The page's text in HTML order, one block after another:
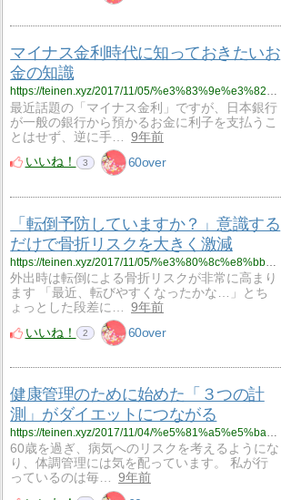
マイナス金利時代に知っておきたいお
金の知識
https://teinen.xyz/2017/11/05/%e3%83%9e%e3%82%a4%e3%83%8a%e3%82%b9%e9%87%91%e5%88%a9%e6%99%82%e4%bb%a3%e3%81%ab%e7%9f%a5%e3%81%a3%e3%81%a6%e3%81%8a%e3%81%8d%e3%81%9f%e3%81%84%e3%81%8a%e9%87%91%e3%81%ae%e7%9f%a5%e8%ad%98/
最近話題の「マイナス金利」ですが、日本銀行
が一般の銀行から預かるお金に利子を支払うこ
とはせず、逆に手…
9年前
いいね！
3 60over
「転倒予防していますか？」意識する
だけで骨折リスクを大きく激減
外出時は転倒による骨折リスクが非常に高まり
ます 「最近、転びやすくなったかな…」とち
ょっとした段差に…
9年前
いいね！
2 60over
健康管理のために始めた「３つの計
測」がダイエットにつながる
https://teinen.xyz/2017/11/04/%e5%81%a5%e5%ba%b7%e7%ae%a1%e7%90%86%e3%81%ae%e3%81%9f%e3%82%81%e3%81%ab%e5%a7%8b%e3%82%81%e3%81%9f%e3%80%8c%ef%bc%93%e3%81%a4%e3%81%ae%e8%a8%88%e6%b8%ac%e3%80%8d%e3%81%8c%e3%83%80%e3%82%a4%e3%82%a8/
60歳を過ぎ、病気へのリスクを考えるようにな
り、体調管理には気を配っています。 私が行
っているのは毎…
9年前